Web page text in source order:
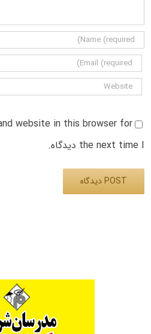
website in this browser for
the next time I دیدگاه.